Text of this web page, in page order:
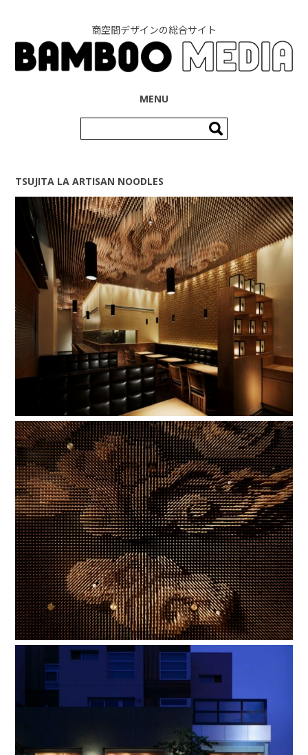
商空間デザインの総合サイト
MENU
索:
TSUJITA LA ARTISAN NOODLES